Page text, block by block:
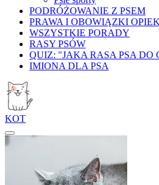
PODRÓŻOWANIE Z PSEM
PRAWA I OBOWIĄZKI
WSZYSTKIE PORADY
RASY PSÓW
QUIZ: "JAKA RASA PSA DO
IMIONA DLA PSA
KOT